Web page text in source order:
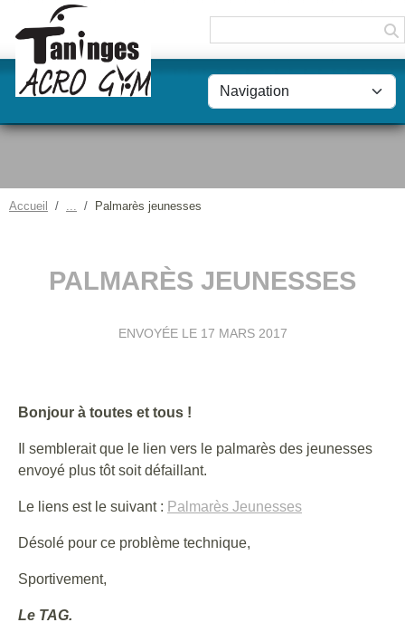
Accueil Palmarès jeunesses
PALMARÈS JEUNESSES
ENVOYÉE LE 17 MARS 2017
Bonjour à toutes et tous !
Il semblerait que le lien vers le palmarès des jeunesses
envoyé plus tôt soit défaillant.
Le liens est le suivant : Palmarès Jeunesses
Désolé pour ce problème technique,
Sportivement,
Le TAG.
Panneau de gestion des cookies